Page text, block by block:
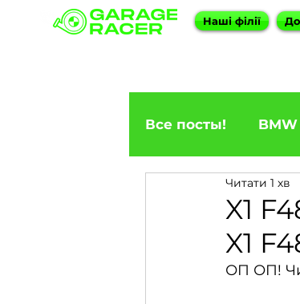
Наші філії
Все посты! BMW
ПРИГОН BMW
BMW X5
X1
X1
Читати 1 хв
ОП ОП! Чи